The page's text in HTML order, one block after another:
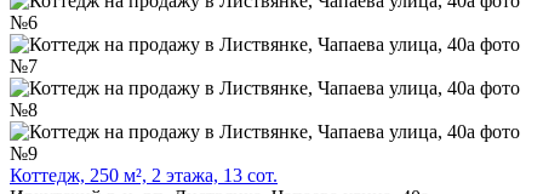
Коттедж, 250 м², 2 этажа, 13 сот.